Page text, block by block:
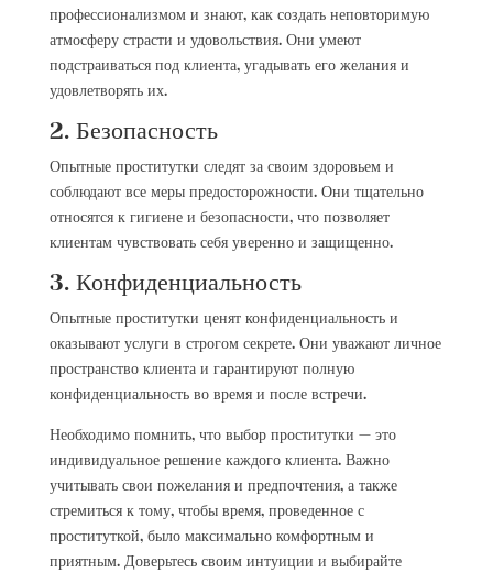
профессионализмом и знают, как создать неповторимую
атмосферу страсти и удовольствия. Они умеют
подстраиваться под клиента, угадывать его желания и
удовлетворять их.
2. Безопасность
Опытные проститутки следят за своим здоровьем и
соблюдают все меры предосторожности. Они тщательно
относятся к гигиене и безопасности, что позволяет
клиентам чувствовать себя уверенно и защищенно.
3. Конфиденциальность
Опытные проститутки ценят конфиденциальность и
оказывают услуги в строгом секрете. Они уважают личное
пространство клиента и гарантируют полную
конфиденциальность во время и после встречи.
Необходимо помнить, что выбор проститутки — это
индивидуальное решение каждого клиента. Важно
учитывать свои пожелания и предпочтения, а также
стремиться к тому, чтобы время, проведенное с
проституткой, было максимально комфортным и
приятным. Доверьтесь своим интуиции и выбирайте